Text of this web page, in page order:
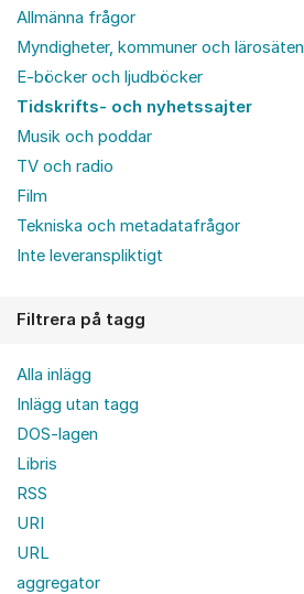
Allmänna frågor
Myndigheter, kommuner och lärosäten
E-böcker och ljudböcker
Tidskrifts- och nyhetssajter
Musik och poddar
TV och radio
Film
Tekniska och metadatafrågor
Inte leveranspliktigt
Filtrera på tagg
Alla inlägg
Inlägg utan tagg
DOS-lagen
Libris
RSS
URI
URL
aggregator